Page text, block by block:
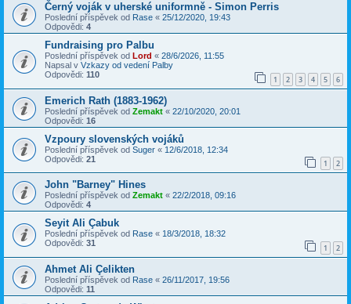
Černý voják v uherské uniformně - Simon Perris
Poslední příspěvek od Rase « 25/12/2020, 19:43
Odpovědi: 4
Fundraising pro Palbu
Poslední příspěvek od Lord « 28/6/2026, 11:55
Napsal v Vzkazy od vedení Palby
Odpovědi: 110 1 2 3 4 5 6
Emerich Rath (1883-1962)
Poslední příspěvek od Zemakt « 22/10/2020, 20:01
Odpovědi: 16
Vzpoury slovenských vojáků
Poslední příspěvek od Suger « 12/6/2018, 12:34
Odpovědi: 21 1 2
John "Barney" Hines
Poslední příspěvek od Zemakt « 22/2/2018, 09:16
Odpovědi: 4
Seyit Ali Çabuk
Poslední příspěvek od Rase « 18/3/2018, 18:32
Odpovědi: 31 1 2
Ahmet Ali Çelikten
Poslední příspěvek od Rase « 26/11/2017, 19:56
Odpovědi: 11